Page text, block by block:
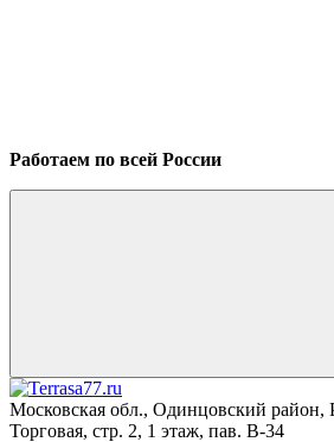
Работаем по всей России
Московская обл., Одинцовский район,
Торговая, стр. 2, 1 этаж, пав. B-34